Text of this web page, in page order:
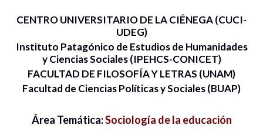
CENTRO UNIVERSITARIO DE LA CIÉNEGA (CUCI-
UDEG)
Instituto Patagónico de Estudios de Humanidades
y Ciencias Sociales (IPEHCS-CONICET)
FACULTAD DE FILOSOFÍA Y LETRAS (UNAM)
Facultad de Ciencias Políticas y Sociales (BUAP)
Área Temática:Sociología de la educación